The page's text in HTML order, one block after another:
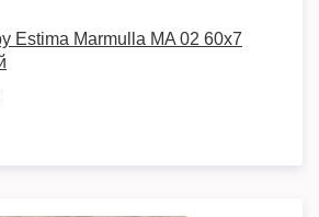
Estima Marmulla MA 02 60x7